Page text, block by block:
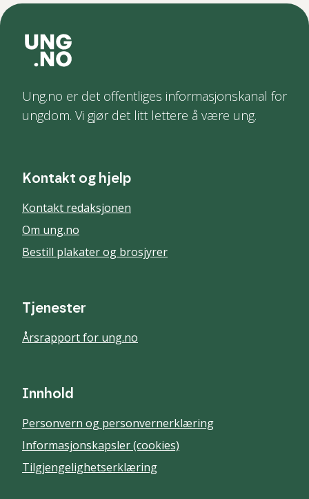
Ung.no er det offentliges informasjonskanal for
ungdom. Vi gjør det litt lettere å være ung.
Kontakt og hjelp
Kontakt redaksjonen
Om ung.no
Bestill plakater og brosjyrer
Tjenester
Årsrapport for ung.no
Innhold
Personvern og personvernerklæring
Informasjonskapsler (cookies)
Tilgjengelighetserklæring